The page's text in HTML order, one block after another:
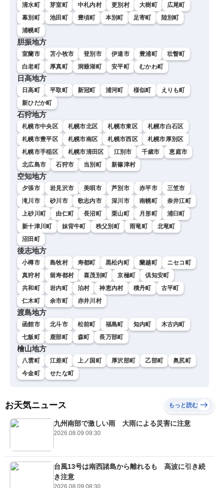
清水町 芽室町 中札内村 更別村 大樹町
広尾町
幕別町
池田町 豊頃町 本別町 足寄町
陸別町
浦幌町
胆振地方
室蘭市 苫小牧市 登別市 伊達市 豊浦町
壮瞥町
白老町
厚真町 洞爺湖町 安平町 むかわ町
日高地方
日高町 平取町 新冠町 浦河町 様似町
えりも町
新ひだか町
石狩地方
札幌市中央区 札幌市北区 札幌市東区
札幌市白石区
札幌市豊平区
札幌市南区 札幌市西区
札幌市厚別区
札幌市手稲区
札幌市清田区 江別市 千歳市
恵庭市
北広島市
石狩市 当別町 新篠津村
空知地方
夕張市 岩見沢市 美唄市 芦別市 赤平市
三笠市
滝川市
砂川市 歌志内市 深川市 南幌町
奈井江町
上砂川町
由仁町 長沼町 栗山町 月形町
浦臼町
新十津川町
妹背牛町 秩父別町 雨竜町
北竜町
沼田町
後志地方
小樽市 島牧村 寿都町 黒松内町 蘭越町
ニセコ町
真狩村
留寿都村 喜茂別町 京極町
倶知安町
共和町
岩内町 泊村 神恵内村 積丹町
古平町
仁木町
余市町 赤井川村
渡島地方
函館市 北斗市 松前町 福島町 知内町
木古内町
七飯町
鹿部町 森町 長万部町
檜山地方
八雲町 江差町 上ノ国町 厚沢部町 乙部町
奥尻町
今金町
せたな町
お天気ニュース もっと読む
九州南部で激しい雨 大雨による災害に注意
2026.08.09 09:30
台風13号は南西諸島から離れるも 高波に引き続
き注意
2026.08.09 08:30